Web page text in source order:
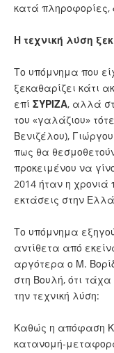
κατά πληροφορίες,
Η τεχνική λύση
Το υπόμνημα που
ξεκαθαρίζει κάτι
επί ΣΥΡΙΖΑ, αλλά
του «γαλάζιου»
Βενιζέλου),
πως θα
προκειμένου να
2014 ήταν η χρονιά
εκτάσεις στην
Το υπόμνημα
αντίθετα από
αργότερα ο Μ.
στη Βουλή, ότι
την τεχνική λύση:
Καθώς η απόφαση
κατανομή-